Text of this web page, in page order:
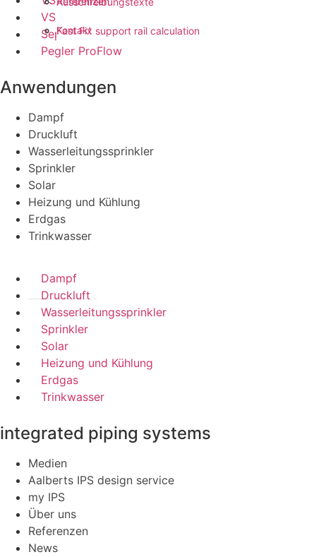
Fast Fix support rail calculation
Kontakt
VSH FastFix
Seppelfricke
Pegler ProFlow
Anwendungen
Dampf
Druckluft
Wasserleitungssprinkler
Sprinkler
Solar
Heizung und Kühlung
Erdgas
Trinkwasser
Dampf
Druckluft
Wasserleitungssprinkler
Sprinkler
Solar
Heizung und Kühlung
Erdgas
Trinkwasser
integrated piping systems
Medien
Aalberts IPS design service
my IPS
Über uns
Referenzen
News